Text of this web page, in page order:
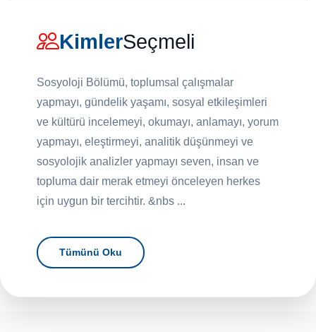
KimlerSeçmeli
Sosyoloji Bölümü, toplumsal çalışmalar
yapmayı, gündelik yaşamı, sosyal etkileşimleri
ve kültürü incelemeyi, okumayı, anlamayı, yorum
yapmayı, eleştirmeyi, analitik düşünmeyi ve
sosyolojik analizler yapmayı seven, insan ve
topluma dair merak etmeyi önceleyen herkes
için uygun bir tercihtir. &nbs ...
Tümünü Oku